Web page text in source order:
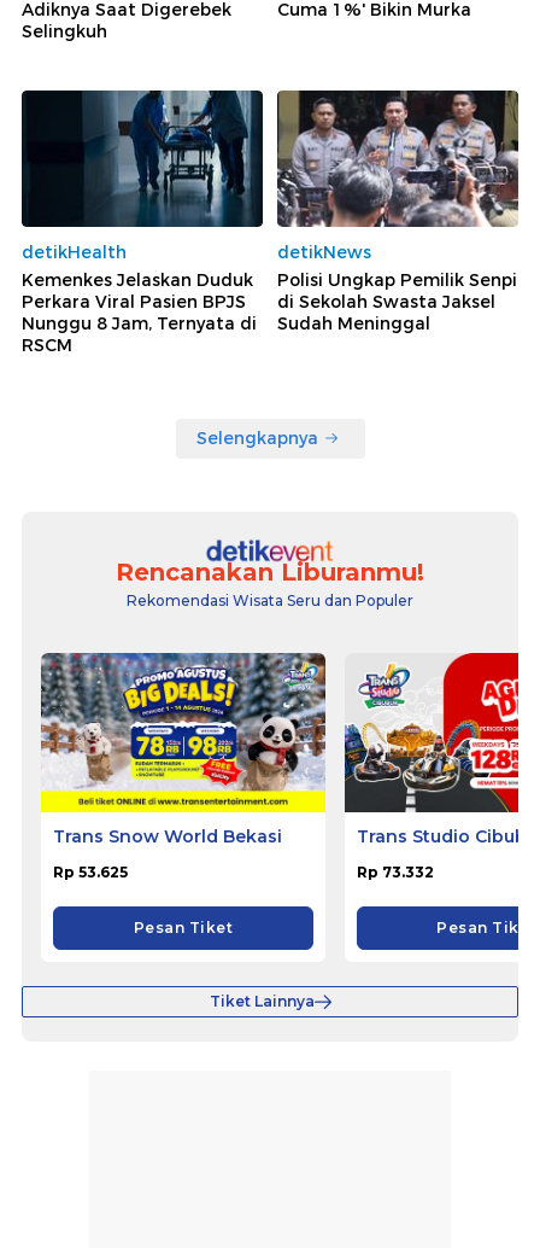
Adiknya Saat Digerebek
Selingkuh
Cuma 1%' Bikin Murka
detikHealth
Kemenkes Jelaskan Duduk
Perkara Viral Pasien BPJS
Nunggu 8 Jam, Ternyata di
RSCM
detikNews
Polisi Ungkap Pemilik Senpi
di Sekolah Swasta Jaksel
Sudah Meninggal
Selengkapnya
Rencanakan Liburanmu!
Rekomendasi Wisata Seru dan Populer
Trans Snow World Bekasi
Rp 53.625
Pesan Tiket
Trans Studio
Rp 73.332
Pesan Tiket
Tiket Lainnya